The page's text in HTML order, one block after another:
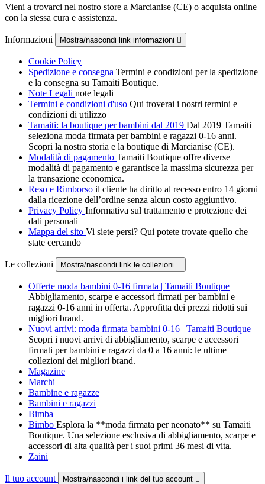
Vieni a trovarci nel nostro store a Marcianise (CE) o acquista online
con la stessa cura e assistenza.
Informazioni Mostra/nascondi link informazioni 
Cookie Policy
Spedizione e consegna Termini e condizioni per la spedizione
e la consegna su Tamaiti Boutique.
Note Legali note legali
Termini e condizioni d'uso Qui troverai i nostri termini e
condizioni di utilizzo
Tamaiti: la boutique per bambini dal 2019 Dal 2019 Tamaiti
seleziona moda firmata per bambini e ragazzi 0-16 anni.
Scopri la nostra storia e la boutique di Marcianise (CE).
Modalità di pagamento Tamaiti Boutique offre diverse
modalità di pagamento e garantisce la massima sicurezza per
la transazione economica.
Reso e Rimborso il cliente ha diritto al recesso entro 14 giorni
dalla ricezione dell’ordine senza alcun costo aggiuntivo.
Privacy Policy Informativa sul trattamento e protezione dei
dati personali
Mappa del sito Vi siete persi? Qui potete trovate quello che
state cercando
Le collezioni Mostra/nascondi link le collezioni 
Offerte moda bambini 0-16 firmata | Tamaiti Boutique
Abbigliamento, scarpe e accessori firmati per bambini e
ragazzi 0-16 anni in offerta. Approfitta dei prezzi ridotti sui
migliori brand.
Nuovi arrivi: moda firmata bambini 0-16 | Tamaiti Boutique
Scopri i nuovi arrivi di abbigliamento, scarpe e accessori
firmati per bambini e ragazzi da 0 a 16 anni: le ultime
collezioni dei migliori brand.
Magazine
Marchi
Bambine e ragazze
Bambini e ragazzi
Bimba
Bimbo Esplora la **moda firmata per neonato** su Tamaiti
Boutique. Una selezione esclusiva di abbigliamento, scarpe e
accessori di alta qualità per i suoi primi 36 mesi di vita.
Zaini
Il tuo account Mostra/nascondi i link del tuo account 